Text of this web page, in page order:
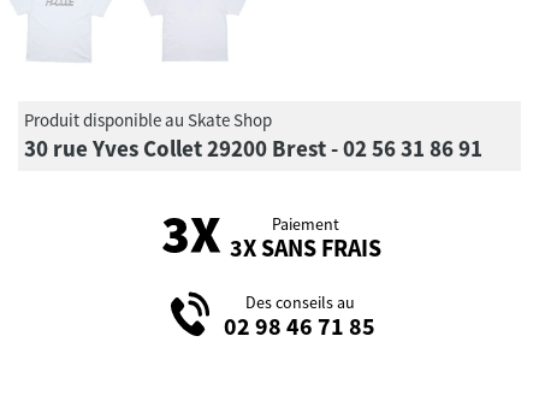
Produit disponible au Skate Shop
30 rue Yves Collet 29200 Brest - 02 56 31 86 91
Paiement
3X SANS FRAIS
Des conseils au
02 98 46 71 85